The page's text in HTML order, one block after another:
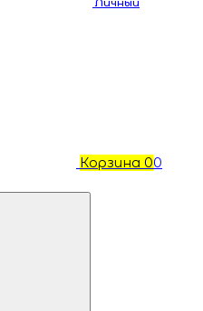
Корзина 00